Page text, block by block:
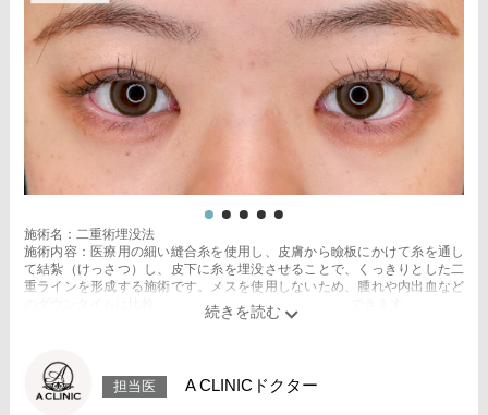
施術名：二重術埋没法
施術内容：医療用の細い縫合糸を使用し、皮膚から瞼板にかけて糸を通し
て結紮（けっさつ）し、皮下に糸を埋没させることで、くっきりとした二
重ラインを形成する施術です。メスを使用しないため、腫れや内出血など
のダウンタイムは比較的少なく、自然な仕上がりが期待できます。
で落ち着いていきますが、個人差があります。また、稀に細菌感染症、左
右差、重瞼ラインの消失・乱れ、縫合糸の露出、結膜腫脹などが生じるこ
担当医 A CLINICドクター